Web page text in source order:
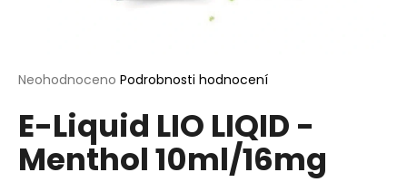
Průměrné
produktu
je
0,0
Neohodnoceno Podrobnosti hodnocení
E-Liquid LIO LIQID -
Menthol 10ml/16mg
í
t
?